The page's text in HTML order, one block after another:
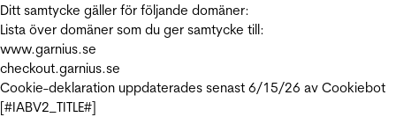
Ditt samtycke gäller för följande domäner:
Lista över domäner som du ger samtycke till:
www.garnius.se
checkout.garnius.se
Cookie-deklaration uppdaterades senast 6/15/26 av Cookiebot
[#IABV2_TITLE#]